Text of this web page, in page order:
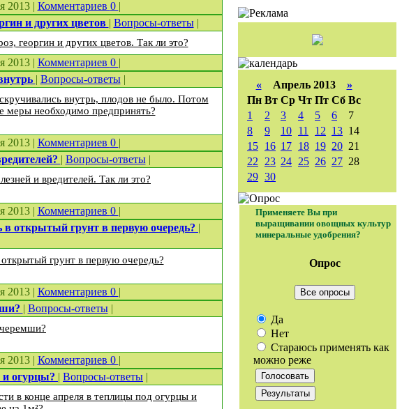
2013 | Комментариев 0 |
и других цветов | Вопросы-ответы|
георгин и других цветов. Так ли это?
2013 | Комментариев 0 |
| Вопросы-ответы|
внутрь, плодов не было. Потом
меры необходимо предпринять?
2013 | Комментариев 0 |
| Вопросы-ответы|
и вредителей. Так ли это?
2013 | Комментариев 0 |
открытый грунт в первую очередь? |
грунт в первую очередь?
2013 | Комментариев 0 |
| Вопросы-ответы|
2013 | Комментариев 0 |
огурцы? | Вопросы-ответы |
в конце апреля в теплицы под огурцы и
«Апрель 2013 »
Пн Вт Ср Чт Пт Сб Вс
1
2 3 4 5 6
7
8
9 10 11 12 13 14
15 16 17 18 19 20 21
22
23 24 25 26 27 28
29 30
Применяете Вы при
выращивании овощных культур
минеральные удобрения?
Опрос
Все опросы
Да
Нет
Стараюсь применять как
можно реже